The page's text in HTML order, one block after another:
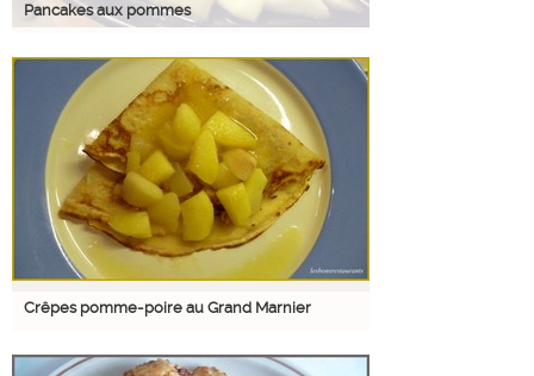
Pancakes aux pommes
Crêpes pomme-poire au Grand Marnier